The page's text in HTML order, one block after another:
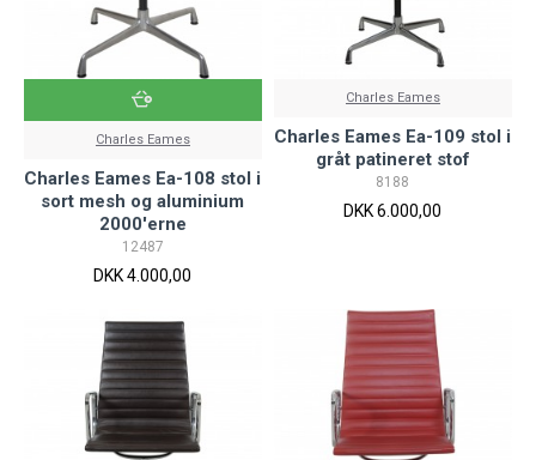
Charles Eames
Charles Eames Ea-108 stol i
sort mesh og aluminium
2000'erne
12487
DKK 4.000,00
Charles Eames
Charles Eames Ea-109 stol i
gråt patineret stof
8188
DKK 6.000,00